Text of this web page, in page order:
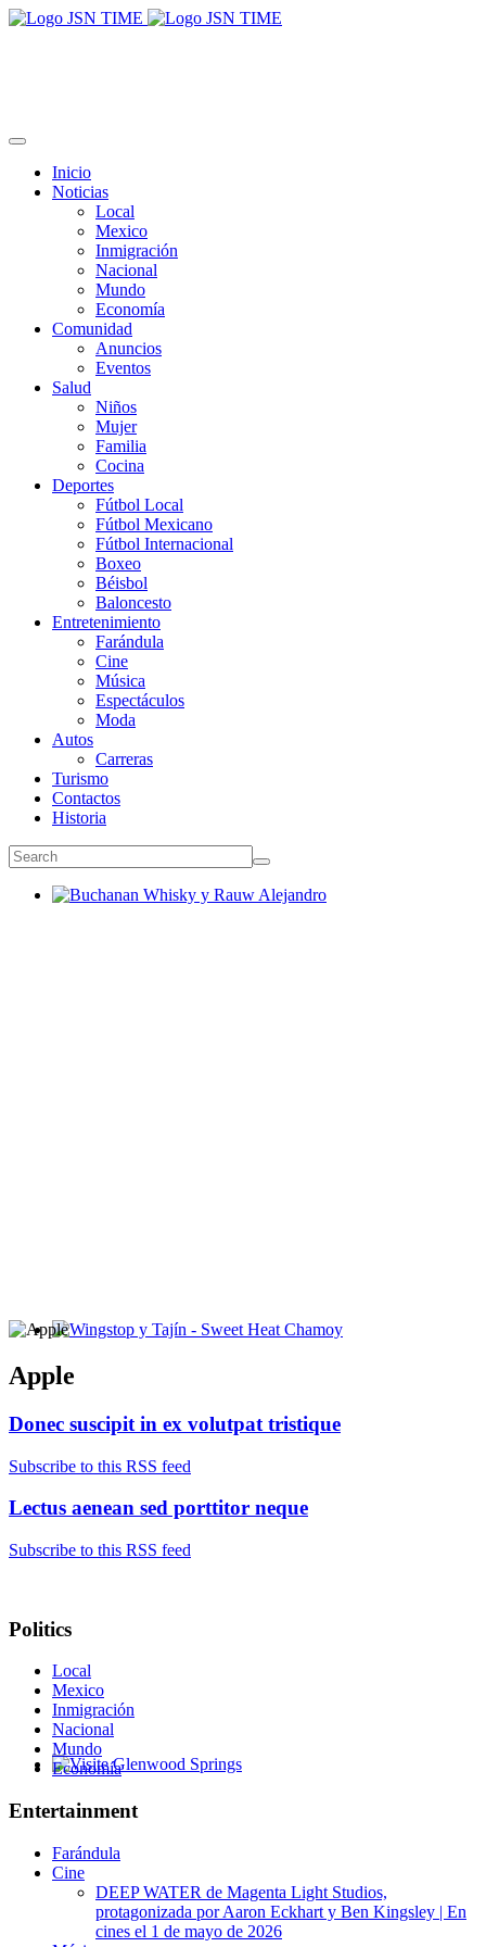
Inicio
Noticias
Local
Mexico
Inmigración
Nacional
Mundo
Economía
Comunidad
Anuncios
Eventos
Salud
Niños
Mujer
Familia
Cocina
Deportes
Fútbol Local
Fútbol Mexicano
Fútbol Internacional
Boxeo
Béisbol
Baloncesto
Entretenimiento
Farándula
Cine
Música
Espectáculos
Moda
Autos
Carreras
Turismo
Contactos
Historia
Apple
Donec suscipit in ex volutpat tristique
Subscribe to this RSS feed
Lectus aenean sed porttitor neque
Subscribe to this RSS feed
Politics
Local
Mexico
Inmigración
Nacional
Mundo
Economía
Entertainment
Farándula
Cine
DEEP WATER de Magenta Light Studios,
protagonizada por Aaron Eckhart y Ben Kingsley | En
cines el 1 de mayo de 2026